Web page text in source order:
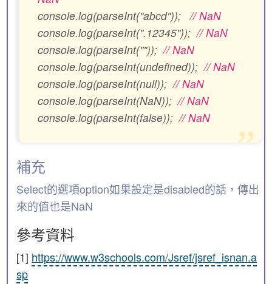
console.log(parseInt("abcd"));// NaN
console.log(parseInt(".12345"));// NaN
console.log(parseInt(""));// NaN
console.log(parseInt(undefined));// NaN
console.log(parseInt(null));// NaN
console.log(parseInt(NaN));// NaN
console.log(parseInt(false));// NaN
補充
Select的選項option如果設定是disabled的話，傳出
來的值也是NaN
參考資料
[1] https://www.w3schools.com/Jsref/jsref_isnan.a
sp